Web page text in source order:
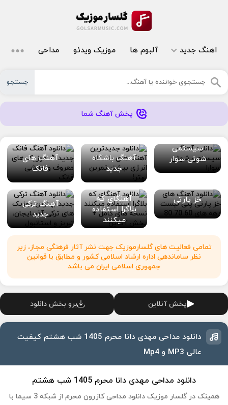
اهنگ جدید آلبوم ها موزیک ویدئو مداحی
جستجو
پخش آهنگ شما
سیستمی
شوتی سوار
آهنگ باشگاه
جدید
آهنگ های
فانک
خز پارتی
آهنگای که
بلاگرا استفاده
میکنند
آهنگ ترکی
جدید
تمامی فعالیت های گلسارموزیک جهت نشر آثار فرهنگی مجاز، زیر
نظر ساماندهی اداره ارشاد اسلامی کشور و مطابق با قوانین
جمهوری اسلامی ایران می باشد
پخش آنلاین برو بخش دانلود
دانلود مداحی مهدی دانا محرم 1405 شب هشتم کیفیت
عالی MP3 و Mp4
دانلود مداحی مهدی دانا محرم 1405 شب هشتم
همینک در گلسار موزیک دانلود مداحی کازرون محرم از شبکه 3 سیما با